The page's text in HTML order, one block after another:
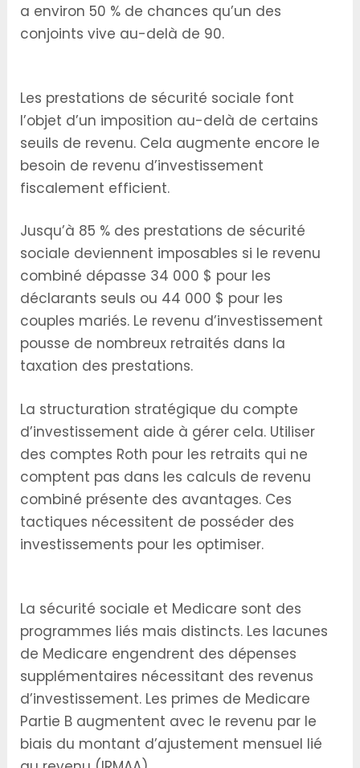
a environ 50 % de chances qu’un des
conjoints vive au-delà de 90.
Les prestations de sécurité sociale font
l’objet d’un imposition au-delà de certains
seuils de revenu. Cela augmente encore le
besoin de revenu d’investissement
fiscalement efficient.
Jusqu’à 85 % des prestations de sécurité
sociale deviennent imposables si le revenu
combiné dépasse 34 000 $ pour les
déclarants seuls ou 44 000 $ pour les
couples mariés. Le revenu d’investissement
pousse de nombreux retraités dans la
taxation des prestations.
La structuration stratégique du compte
d’investissement aide à gérer cela. Utiliser
des comptes Roth pour les retraits qui ne
comptent pas dans les calculs de revenu
combiné présente des avantages. Ces
tactiques nécessitent de posséder des
investissements pour les optimiser.
La sécurité sociale et Medicare sont des
programmes liés mais distincts. Les lacunes
de Medicare engendrent des dépenses
supplémentaires nécessitant des revenus
d’investissement. Les primes de Medicare
Partie B augmentent avec le revenu par le
biais du montant d’ajustement mensuel lié